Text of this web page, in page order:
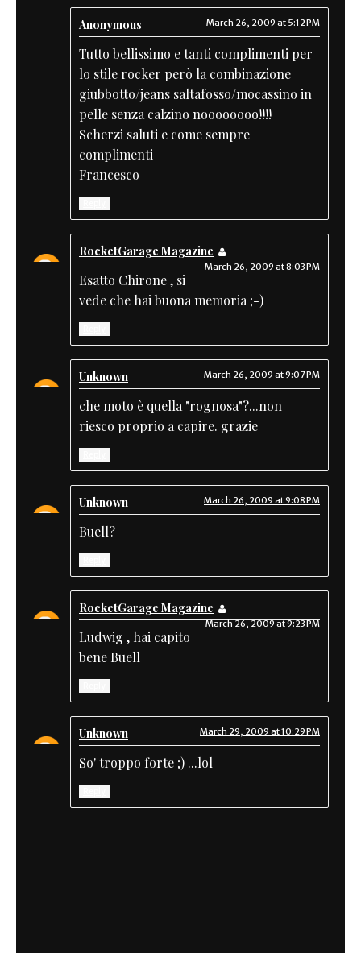
Anonymous March 26, 2009 at 5:12 PM
Tutto bellissimo e tanti complimenti per
lo stile rocker però la combinazione
giubbotto/jeans saltafosso/mocassino in
pelle senza calzino noooooooo!!!!
Scherzi saluti e come sempre
complimenti
Francesco
RocketGarage Magazine
March 26, 2009 at 8:03 PM
Esatto Chirone , si
vede che hai buona memoria ;-)
Unknown March 26, 2009 at 9:07 PM
che moto è quella "rognosa"?...non
riesco proprio a capire. grazie
Unknown March 26, 2009 at 9:08 PM
Buell?
RocketGarage Magazine
March 26, 2009 at 9:23 PM
Ludwig , hai capito
bene Buell
Unknown March 29, 2009 at 10:29 PM
So' troppo forte ;) ...lol